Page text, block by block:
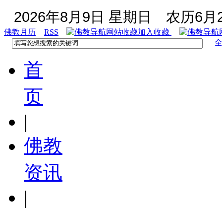
2026年8月9日 星期日 农历6月
佛教月历 RSS
加入收藏
首
页
|
佛教
资讯
|